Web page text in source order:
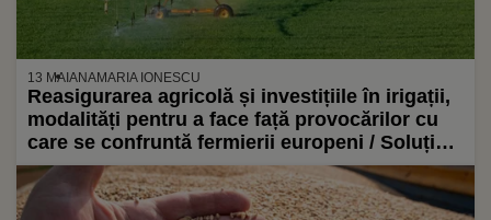
13 MAIANAMARIA IONESCU
Reasigurarea agricolă și investițiile în irigații,
modalități pentru a face față provocărilor cu
care se confruntă fermierii europeni / Soluția
propusă de Spania